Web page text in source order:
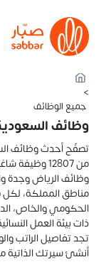
>
جميع الوظائف
وظائف السعودية
تصفّح أحدث وظائف
من 12807
وظائف الرياض وجدة
مناطق المملكة،
الحكومي والخاص،
ذات بيئة العمل
تجد تفاصيل الراتب
أنشئ سيرتك الذاتية